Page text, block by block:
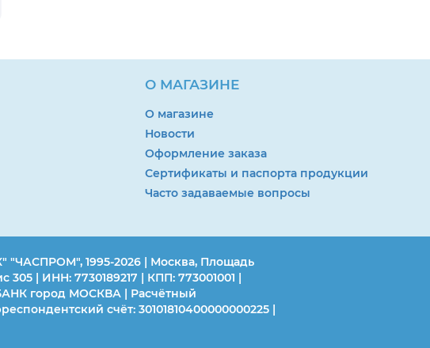
О МАГАЗИНЕ
О магазине
Новости
Оформление заказа
Сертификаты и паспорта продукции
Часто задаваемые вопросы
1995-2026 | Москва, Площадь
305 | ИНН: 7730189217 | КПП: 773001001 |
город МОСКВА | Расчётный
счёт: 30101810400000000225 |